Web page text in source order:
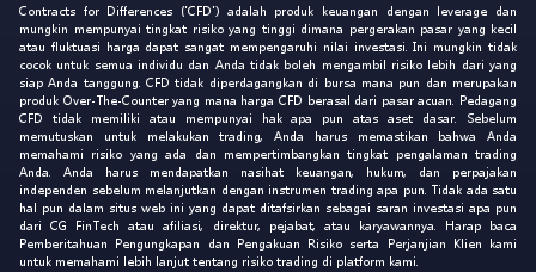
Contracts for Differences ('CFD') adalah produk keuangan dengan leverage dan
mungkin mempunyai tingkat risiko yang tinggi dimana pergerakan pasar yang kecil
atau fluktuasi harga dapat sangat mempengaruhi nilai investasi. Ini mungkin tidak
cocok untuk semua individu dan Anda tidak boleh mengambil risiko lebih dari yang
siap Anda tanggung. CFD tidak diperdagangkan di bursa mana pun dan merupakan
produk Over-The-Counter yang mana harga CFD berasal dari pasar acuan. Pedagang
CFD tidak memiliki atau mempunyai hak apa pun atas aset dasar. Sebelum
memutuskan untuk melakukan trading, Anda harus memastikan bahwa Anda
memahami risiko yang ada dan mempertimbangkan tingkat pengalaman trading
Anda. Anda harus mendapatkan nasihat keuangan, hukum, dan perpajakan
independen sebelum melanjutkan dengan instrumen trading apa pun. Tidak ada satu
hal pun dalam situs web ini yang dapat ditafsirkan sebagai saran investasi apa pun
dari CG FinTech atau afiliasi, direktur, pejabat, atau karyawannya. Harap baca
Pemberitahuan Pengungkapan dan Pengakuan Risiko serta Perjanjian Klien kami
untuk memahami lebih lanjut tentang risiko trading di platform kami.